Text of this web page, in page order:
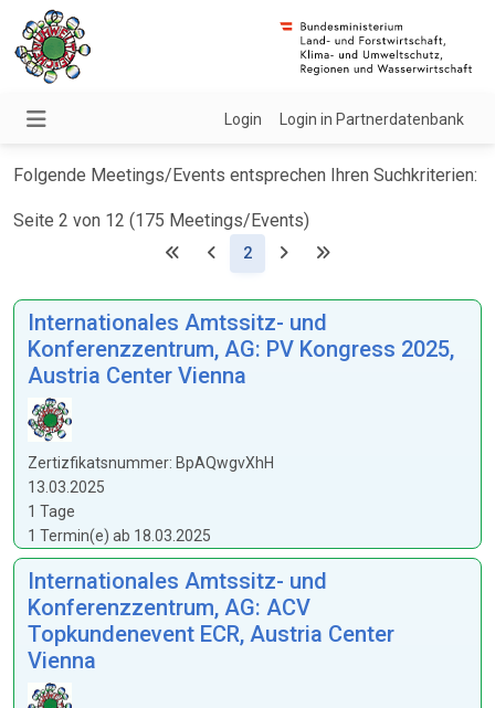
Login Login in Partnerdatenbank
Folgende Meetings/Events entsprechen Ihren Suchkriterien:
Seite 2 von 12 (175 Meetings/Events)
2(Aktuell)
Internationales Amtssitz- und
Konferenzzentrum, AG: PV Kongress 2025,
Austria Center Vienna
Zertizfikatsnummer: BpAQwgvXhH
13.03.2025
1 Tage
1 Termin(e) ab 18.03.2025
Internationales Amtssitz- und
Konferenzzentrum, AG: ACV
Topkundenevent ECR, Austria Center
Vienna